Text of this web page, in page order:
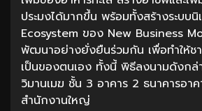
ประมงได้มากขึ้น พร้อมทั้งสร้างระบบนิ
Ecosystem ของ New Business
พัฒนาอย่างยั่งยืนร่วมกัน เพื่อทำให้ชา
เป็นของตนเอง ทั้งนี้ พิธีลงนามดังก
วิมานเมฆ ชั้น 3 อาคาร 2 ธนาคารอาค
สำนักงานใหญ่